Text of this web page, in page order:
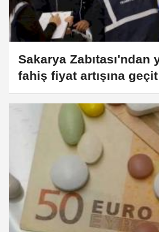
Sakarya Zabıtası'ndan
fahiş fiyat artışına